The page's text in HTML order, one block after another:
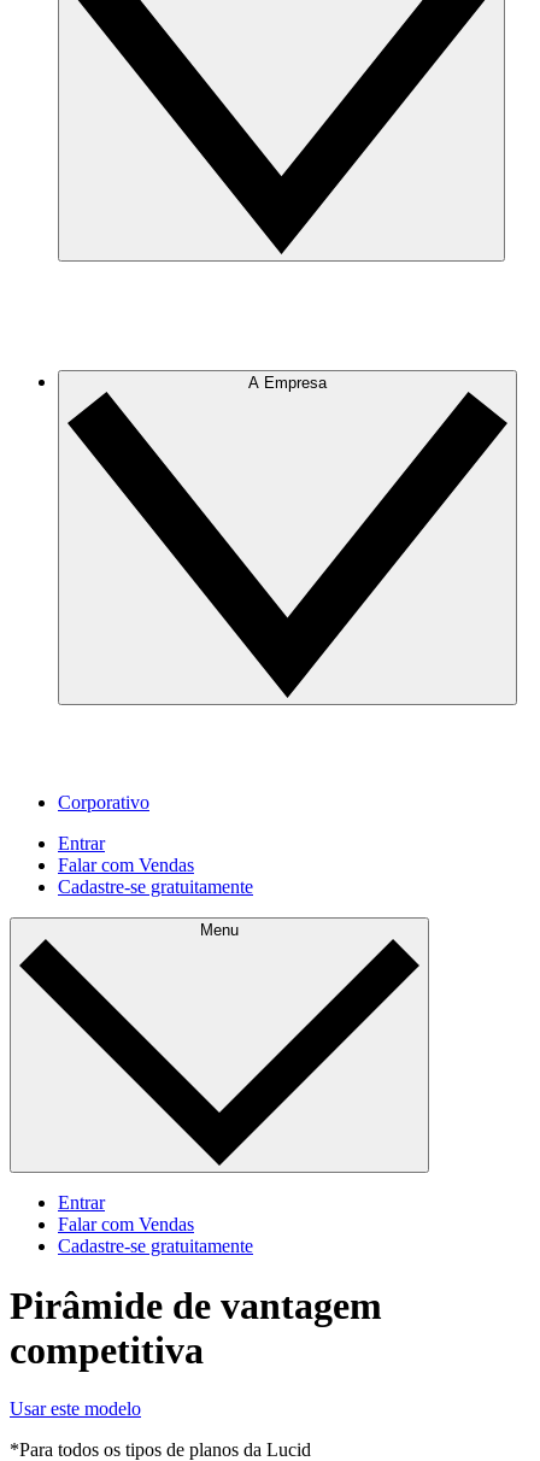
A Empresa
Corporativo
Entrar
Falar com Vendas
Cadastre‐se gratuitamente
Menu
Entrar
Falar com Vendas
Cadastre‐se gratuitamente
Pirâmide de vantagem
competitiva
Usar este modelo
*Para todos os tipos de planos da Lucid